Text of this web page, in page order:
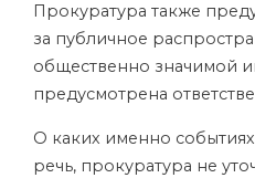
Прокуратура также
за публичное
общественно значимой
предусмотрена
О каких именно
речь, прокуратура не